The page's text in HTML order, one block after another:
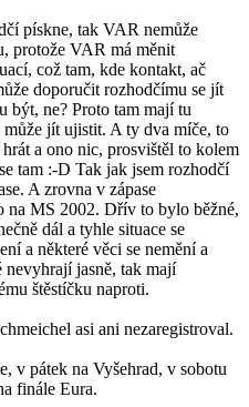
pískne, tak VAR nemůže
protože VAR má měnit
což tam, kde kontakt, ač
doporučit rozhodčímu se jít
být, ne? Proto tam mají tu
jít ujistit. A ty dva míče, to
a ono nic, prosvištěl to kolem
tam :-D Tak jak jsem rozhodčí
A zrovna v zápase
na MS 2002. Dřív to bylo běžné,
dál a tyhle situace se
a některé věci se nemění a
nevyhrají jasně, tak mají
štěstíčku naproti.
asi ani nezaregistroval.
v pátek na Vyšehrad, v sobotu
finále Eura.